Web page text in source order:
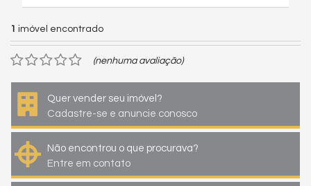
1 imóvel encontrado
(nenhuma avaliação)
Quer vender seu imóvel?
Cadastre-se e anuncie conosco
Não encontrou o que procurava?
Entre em contato